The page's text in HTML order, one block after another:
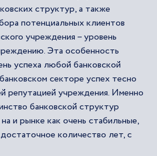
структур, а также
потенциальных клиентов
учреждения – уровень
Эта особенность
успеха любой банковской
секторе успех тесно
репутацией учреждения. Именно
банковской структур
и рынке как очень стабильные,
количество лет, с